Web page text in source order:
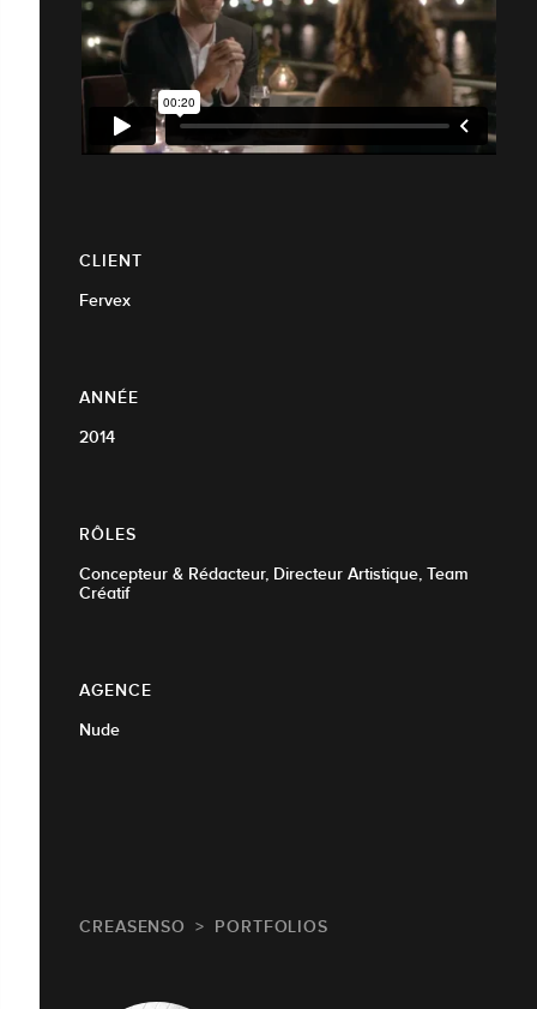
CLIENT
Fervex
ANNÉE
2014
RÔLES
Concepteur & Rédacteur, Directeur Artistique, Team
Créatif
AGENCE
Nude
CREASENSO PORTFOLIOS